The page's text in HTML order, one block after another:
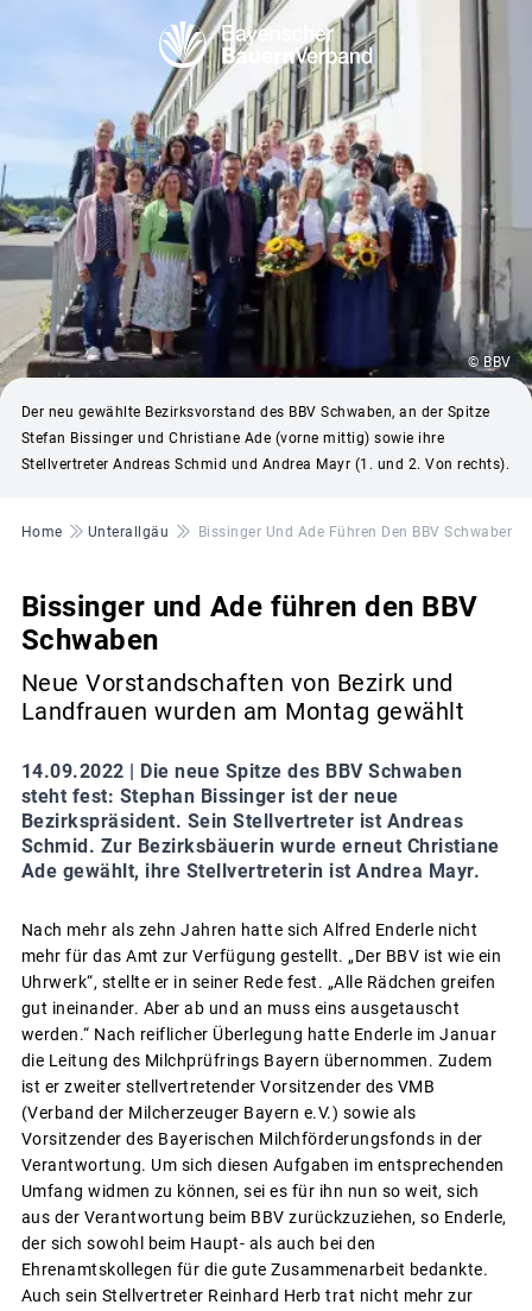
© BBV
Der neu gewählte Bezirksvorstand des BBV Schwaben, an der Spitze
Stefan Bissinger und Christiane Ade (vorne mittig) sowie ihre
Stellvertreter Andreas Schmid und Andrea Mayr (1. und 2. Von rechts).
Pfadnavigation
Home Unterallgäu Bissinger Und Ade Führen Den BBV Schwaben
Bissinger und Ade führen den BBV
Schwaben
Neue Vorstandschaften von Bezirk und
Landfrauen wurden am Montag gewählt
14.09.2022 |
Die neue Spitze des BBV Schwaben
steht fest: Stephan Bissinger ist der neue
Bezirkspräsident. Sein Stellvertreter ist Andreas
Schmid. Zur Bezirksbäuerin wurde erneut Christiane
Ade gewählt, ihre Stellvertreterin ist Andrea Mayr.
Nach mehr als zehn Jahren hatte sich Alfred Enderle nicht
mehr für das Amt zur Verfügung gestellt. „Der BBV ist wie ein
Uhrwerk“, stellte er in seiner Rede fest. „Alle Rädchen greifen
gut ineinander. Aber ab und an muss eins ausgetauscht
werden.“ Nach reiflicher Überlegung hatte Enderle im Januar
die Leitung des Milchprüfrings Bayern übernommen. Zudem
ist er zweiter stellvertretender Vorsitzender des VMB
(Verband der Milcherzeuger Bayern e.V.) sowie als
Vorsitzender des Bayerischen Milchförderungsfonds in der
Verantwortung. Um sich diesen Aufgaben im entsprechenden
Umfang widmen zu können, sei es für ihn nun so weit, sich
aus der Verantwortung beim BBV zurückzuziehen, so Enderle,
der sich sowohl beim Haupt- als auch bei den
Ehrenamtskollegen für die gute Zusammenarbeit bedankte.
Auch sein Stellvertreter Reinhard Herb trat nicht mehr zur